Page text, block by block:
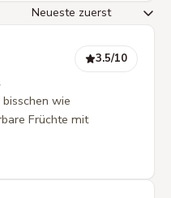
3.5/10
wie
Früchte mit